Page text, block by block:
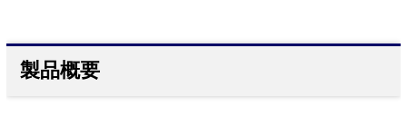
製品概要